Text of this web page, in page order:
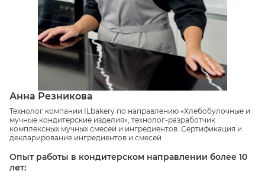
Анна Резникова
Технолог компании ILbakery по направлению «Хлебобулочные и
мучные кондитерские изделия», технолог-разработчик
комплексных мучных смесей и ингредиентов. Сертификация и
декларирование ингредиентов и смесей.
Опыт работы в кондитерском направлении более 10
лет: